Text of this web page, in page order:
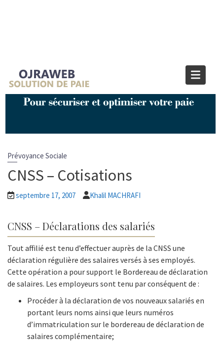
Prévoyance Sociale
CNSS – Cotisations
septembre 17, 2007 Khalil MACHRAFI
CNSS – Déclarations des salariés
Tout affilié est tenu d’effectuer auprès de la CNSS une
déclaration régulière des salaires versés à ses employés.
Cette opération a pour support le Bordereau de déclaration
de salaires. Les employeurs sont tenu par conséquent de :
Procéder à la déclaration de vos nouveaux salariés en
portant leurs noms ainsi que leurs numéros
d’immatriculation sur le bordereau de déclaration de
salaires complémentaire;